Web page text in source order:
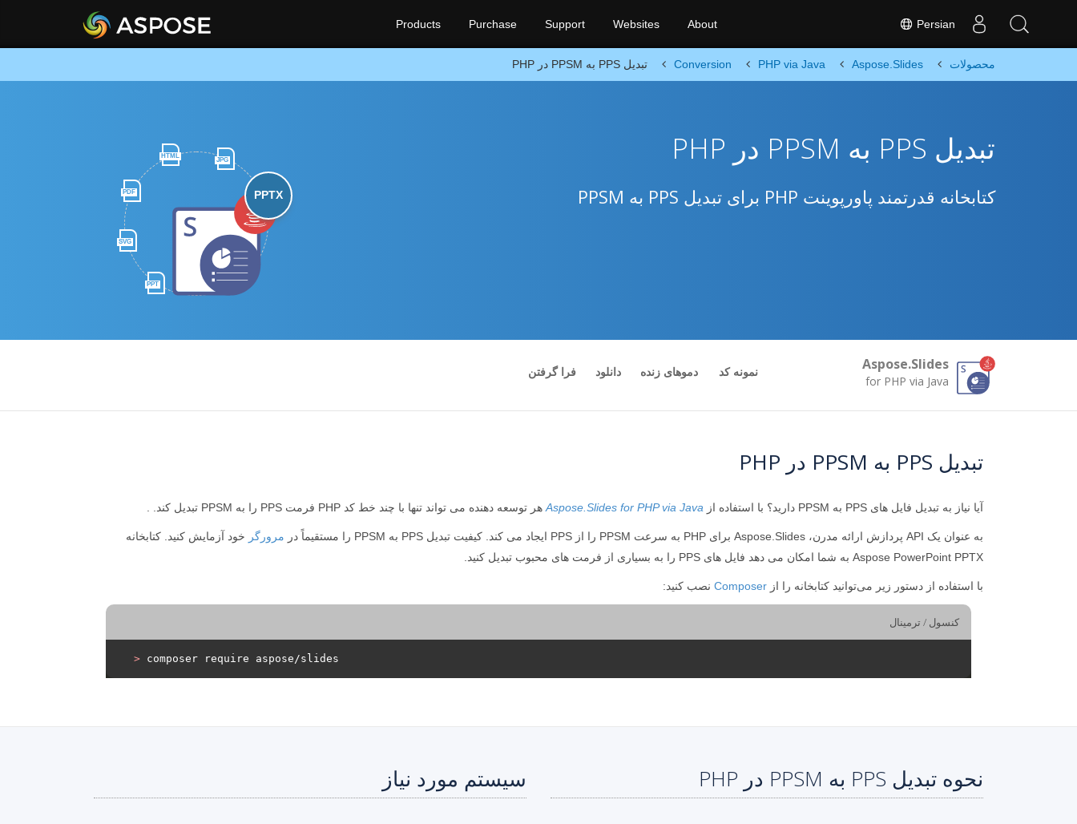
Persian
Products Purchase Support Websites About
محصولات Aspose.Slides
PHP via Java
Conversion تبدیل PPS به PPSM در PHP
HTML
JPG
PDF
SVG
PPT
PPTX
تبدیل PPS به PPSM در PHP
کتابخانه قدرتمند پاورپوینت PHP برای تبدیل PPS به PPSM
Aspose.Slides
for PHP via Java
نمونه کد دموهای زنده دانلود فرا گرفتن
تبدیل PPS به PPSM در PHP
آیا نیاز به تبدیل فایل های PPS به PPSM دارید؟ با استفاده از Aspose.Slides for PHP via Java هر توسعه دهنده می تواند تنها با چند خط کد PHP فرمت PPS را به PPSM تبدیل کند. .
به عنوان یک API پردازش ارائه مدرن، Aspose.Slides برای PHP به سرعت PPSM را از PPS ایجاد می کند. کیفیت تبدیل PPS به PPSM را مستقیماً در مرورگر خود آزمایش کنید. کتابخانه
Aspose PowerPoint PPTX به شما امکان می دهد فایل های PPS را به بسیاری از فرمت های محبوب تبدیل کنید.
با استفاده از دستور زیر می‌توانید کتابخانه را از Composer نصب کنید:
کنسول / ترمینال
> composer require aspose/slides
نحوه تبدیل PPS به PPSM در PHP سیستم مورد نیاز